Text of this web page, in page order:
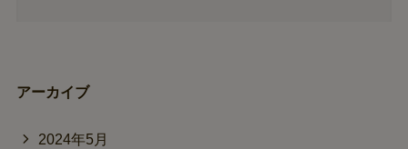
アーカイブ
2024年5月